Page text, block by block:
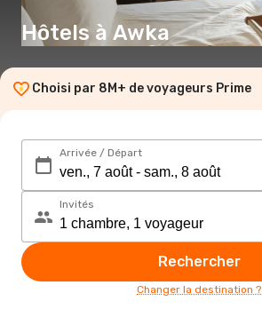
Hôtels à Awka
Choisi par 8M+ de voyageurs Prime
Arrivée / Départ
Invités
Rechercher
Changer la destination ?